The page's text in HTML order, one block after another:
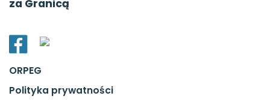
za Granicą
ORPEG
Polityka prywatności